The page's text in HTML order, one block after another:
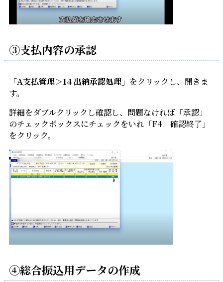
③支払内容の承認
「A支払管理＞14 出納承認処理」 をクリックし、開きま
す。
詳細をダブルクリックし確認し、問題なければ「承認」
のチェックボックスにチェックをいれ「F4 確認終了」
をクリック。
④総合振込用データの作成